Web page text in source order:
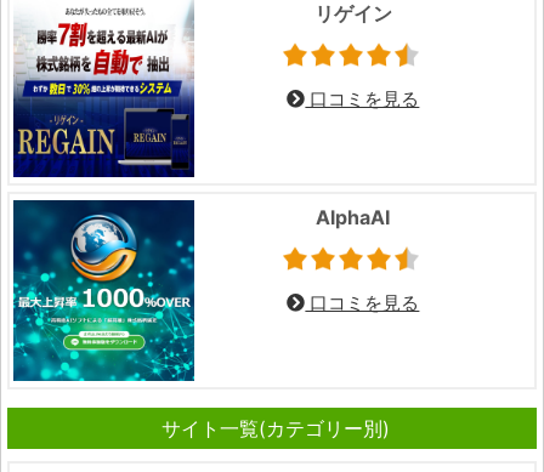
リゲイン
口コミを見る
AlphaAI
口コミを見る
サイト一覧(カテゴリー別)